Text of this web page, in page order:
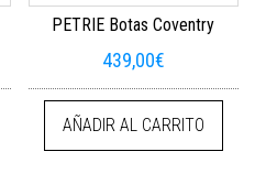
PETRIE Botas Coventry
439,00€
AÑADIR AL CARRITO